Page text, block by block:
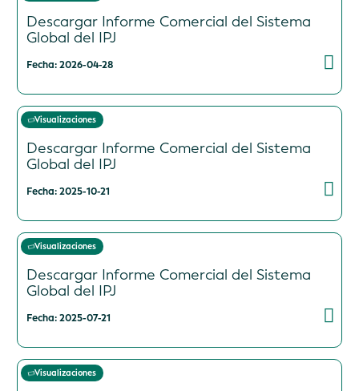
Descargar Informe Comercial del Sistema
Global del IPJ
Fecha: 2026-04-28
Visualizaciones
Descargar Informe Comercial del Sistema
Global del IPJ
Fecha: 2025-10-21
Visualizaciones
Descargar Informe Comercial del Sistema
Global del IPJ
Fecha: 2025-07-21
Visualizaciones